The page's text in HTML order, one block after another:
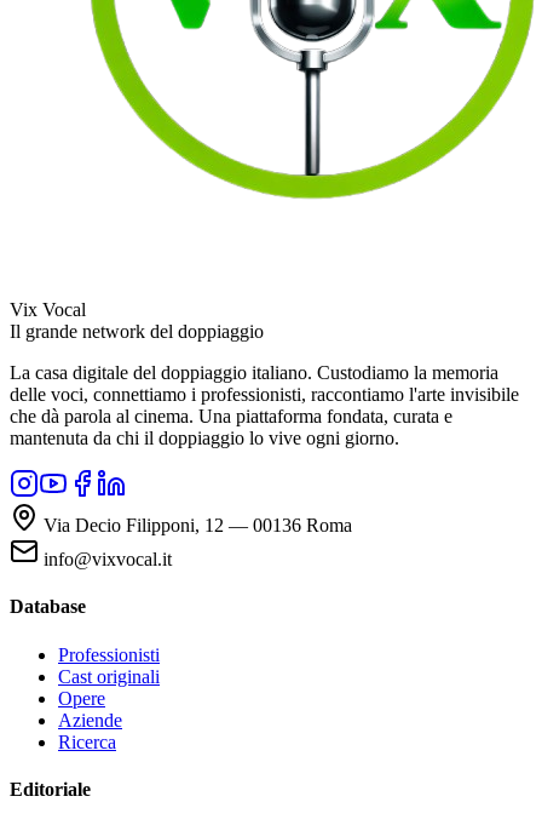
Vix Vocal
Il grande network del doppiaggio
La casa digitale del doppiaggio italiano. Custodiamo la memoria
delle voci, connettiamo i professionisti, raccontiamo l'arte invisibile
che dà parola al cinema. Una piattaforma fondata, curata e
mantenuta da chi il doppiaggio lo vive ogni giorno.
Via Decio Filipponi, 12 — 00136 Roma
info@vixvocal.it
Database
Professionisti
Cast originali
Opere
Aziende
Ricerca
Editoriale